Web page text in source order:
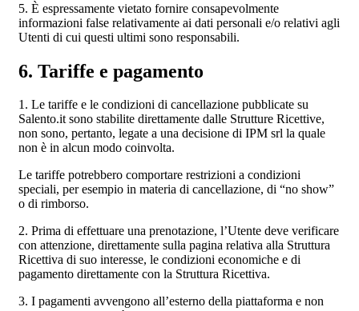
5. È espressamente vietato fornire consapevolmente
informazioni false relativamente ai dati personali e/o relativi agli
Utenti di cui questi ultimi sono responsabili.
6. Tariffe e pagamento
1. Le tariffe e le condizioni di cancellazione pubblicate su
Salento.it sono stabilite direttamente dalle Strutture Ricettive,
non sono, pertanto, legate a una decisione di IPM srl la quale
non è in alcun modo coinvolta.
Le tariffe potrebbero comportare restrizioni a condizioni
speciali, per esempio in materia di cancellazione, di “no show”
o di rimborso.
2. Prima di effettuare una prenotazione, l’Utente deve verificare
con attenzione, direttamente sulla pagina relativa alla Struttura
Ricettiva di suo interesse, le condizioni economiche e di
pagamento direttamente con la Struttura Ricettiva.
3. I pagamenti avvengono all’esterno della piattaforma e non